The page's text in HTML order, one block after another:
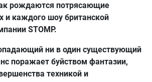
рождаются потрясающие
и каждого шоу британской
STOMP.
ни в один существующий
поражает буйством фантазии,
техникой и